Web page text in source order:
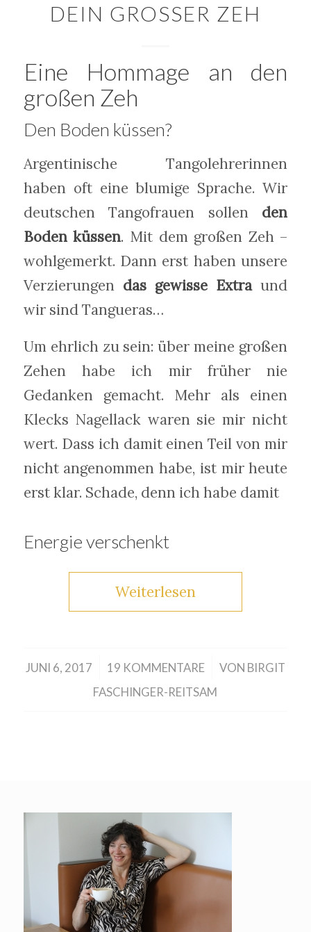
DEIN GROSSER ZEH
Eine Hommage an den
großen Zeh
Den Boden küssen?
Argentinische Tangolehrerinnen
haben oft eine blumige Sprache. Wir
deutschen Tangofrauen sollen den
Boden küssen. Mit dem großen Zeh –
wohlgemerkt. Dann erst haben unsere
Verzierungen das gewisse Extraund
wir sind Tangueras…
Um ehrlich zu sein: über meine großen
Zehen habe ich mir früher nie
Gedanken gemacht. Mehr als einen
Klecks Nagellack waren sie mir nicht
wert. Dass ich damit einen Teil von mir
nicht angenommen habe, ist mir heute
erst klar. Schade, denn ich habe damit
Energie verschenkt
Weiterlesen
JUNI 6, 2017
/ 19 KOMMENTARE
/ VON BIRGIT
FASCHINGER-REITSAM